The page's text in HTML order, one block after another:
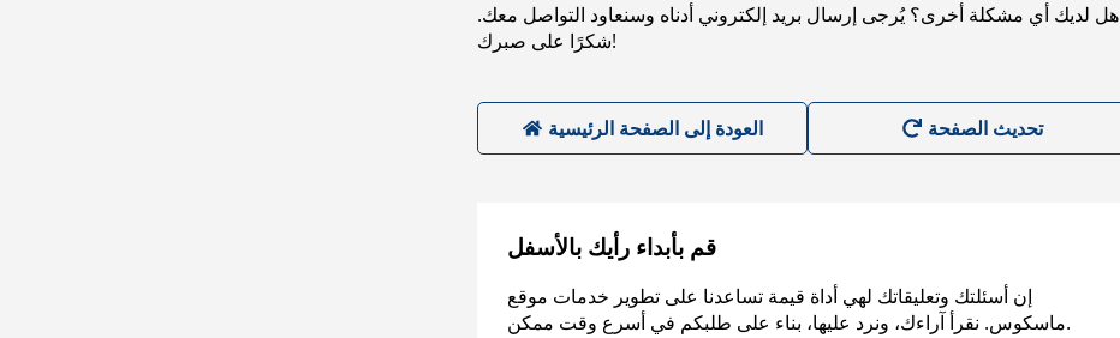
هل لديك أي مشكلة أخرى؟ يُرجى إرسال بريد إلكتروني أدناه وسنعاود التواصل معك.
شكرًا على صبرك!
العودة إلى الصفحة الرئيسية
قم بأبداء رأيك بالأسفل
إن أسئلتك وتعليقاتك لهي أداة قيمة تساعدنا على تطوير خدمات موقع
ماسكوس. نقرأ آراءك، ونرد عليها، بناء على طلبكم في أسرع وقت ممكن.